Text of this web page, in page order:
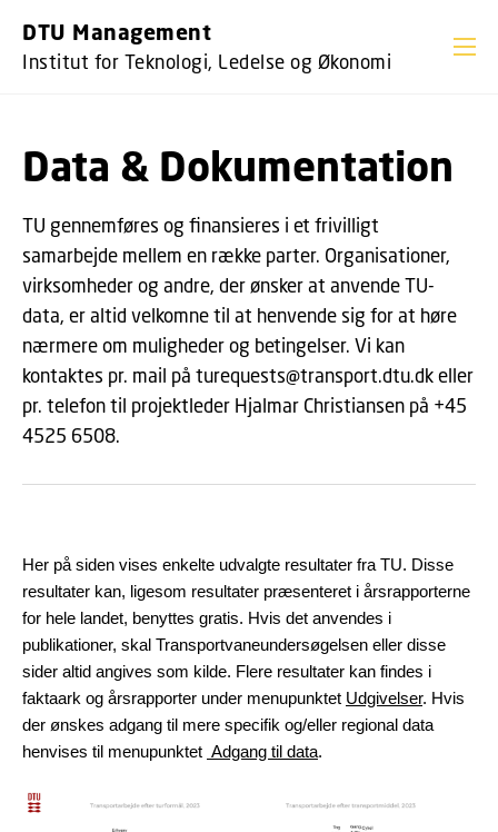
DTU Management
Institut for Teknologi, Ledelse og Økonomi
Data & Dokumentation
TU gennemføres og finansieres i et frivilligt
samarbejde mellem en række parter. Organisationer,
virksomheder og andre, der ønsker at anvende TU-
data, er altid velkomne til at henvende sig for at høre
nærmere om muligheder og betingelser. Vi kan
kontaktes pr. mail på turequests@transport.dtu.dk eller
pr. telefon til projektleder Hjalmar Christiansen på +45
4525 6508.
Her på siden vises enkelte udvalgte resultater fra TU. Disse
resultater kan, ligesom resultater præsenteret i årsrapporterne
for hele landet, benyttes gratis. Hvis det anvendes i
publikationer, skal Transportvaneundersøgelsen eller disse
sider altid angives som kilde. Flere resultater kan findes i
faktaark og årsrapporter under menupunktet Udgivelser. Hvis
der ønskes adgang til mere specifik og/eller regional data
henvises til menupunktet Adgang til data.